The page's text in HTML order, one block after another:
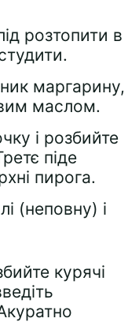
розтопити в
маргарину,
маслом.
і розбийте
піде
пирога.
(неповну) і
курячі